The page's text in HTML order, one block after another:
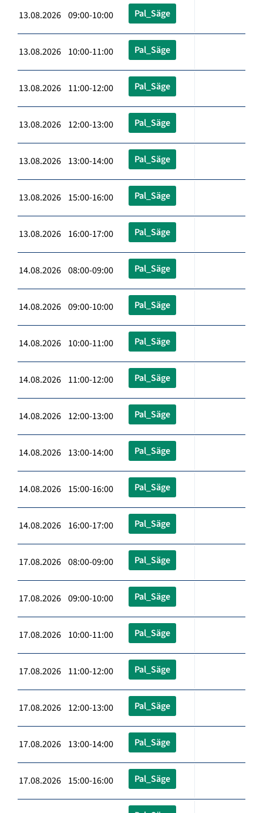
13.08.2026 09:00-10:00 Pal_Säge
13.08.2026 10:00-11:00 Pal_Säge
13.08.2026 11:00-12:00 Pal_Säge
13.08.2026 12:00-13:00 Pal_Säge
13.08.2026 13:00-14:00 Pal_Säge
13.08.2026 15:00-16:00 Pal_Säge
13.08.2026 16:00-17:00 Pal_Säge
14.08.2026 08:00-09:00 Pal_Säge
14.08.2026 09:00-10:00 Pal_Säge
14.08.2026 10:00-11:00 Pal_Säge
14.08.2026 11:00-12:00 Pal_Säge
14.08.2026 12:00-13:00 Pal_Säge
14.08.2026 13:00-14:00 Pal_Säge
14.08.2026 15:00-16:00 Pal_Säge
14.08.2026 16:00-17:00 Pal_Säge
17.08.2026 08:00-09:00 Pal_Säge
17.08.2026 09:00-10:00 Pal_Säge
17.08.2026 10:00-11:00 Pal_Säge
17.08.2026 11:00-12:00 Pal_Säge
17.08.2026 12:00-13:00 Pal_Säge
17.08.2026 13:00-14:00 Pal_Säge
17.08.2026 15:00-16:00 Pal_Säge